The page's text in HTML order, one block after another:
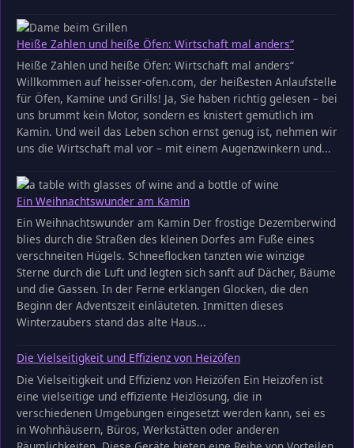
Heiße Zahlen und heiße Öfen: Wirtschaft mal anders“
Heiße Zahlen und heiße Öfen: Wirtschaft mal anders“
Willkommen auf heisser-ofen.com, der heißesten Anlaufstelle
für Öfen, Kamine und Grills! Ja, Sie haben richtig gelesen – bei
uns brummt kein Motor, sondern es knistert gemütlich im
Kamin. Und weil das Leben schon ernst genug ist, nehmen wir
uns die Wirtschaft mal vor – mit einem Augenzwinkern und...
Ein Weihnachtswunder am Kamin
Ein Weihnachtswunder am Kamin Der frostige Dezemberwind
blies durch die Straßen des kleinen Dorfes am Fuße eines
verschneiten Hügels. Schneeflocken tanzten wie winzige
Sterne durch die Luft und legten sich sanft auf Dächer, Bäume
und die Gassen. In der Ferne erklangen Glocken, die den
Beginn der Adventszeit einläuteten. Inmitten dieses
Winterzaubers stand das alte Haus...
Die Vielseitigkeit und Effizienz von Heizöfen
Die Vielseitigkeit und Effizienz von Heizöfen Ein Heizofen ist
eine vielseitige und effiziente Heizlösung, die in
verschiedenen Umgebungen eingesetzt werden kann, sei es
in Wohnhäusern, Büros, Werkstätten oder anderen